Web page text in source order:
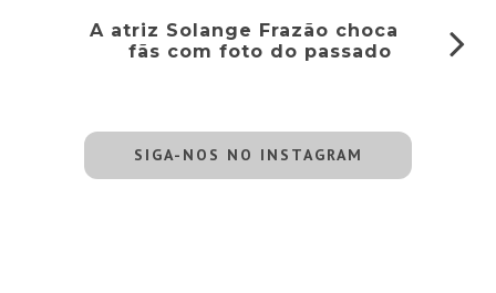
A atriz Solange Frazão choca
fãs com foto do passado
SIGA-NOS NO INSTAGRAM